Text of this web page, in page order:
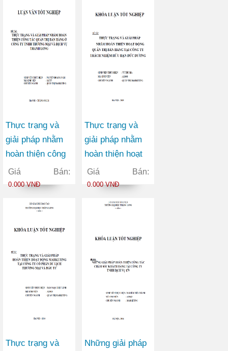
nhập thị trường
sinh, sinh viên
Thực trạng và
giải pháp nhằm
hoàn thiện công
tác quản trị bán
hàng ở Công ty
mại và Dịch vụ
Thanh Long
Giá Bán:
0.000 VNĐ
Thực trạng và
giải pháp nhằm
hoàn thiện hoạt
động quản trị bán
hàng tại Công ty
Giá Bán:
0.000 VNĐ
Thực trạng và
Những giải pháp